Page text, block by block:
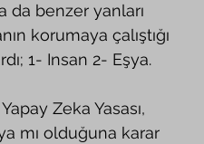
da benzer yanları
korumaya çalıştığı
1- Insan 2- Eşya.
mı olduğuna karar